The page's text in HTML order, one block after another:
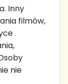
Inny
filmów,
nie